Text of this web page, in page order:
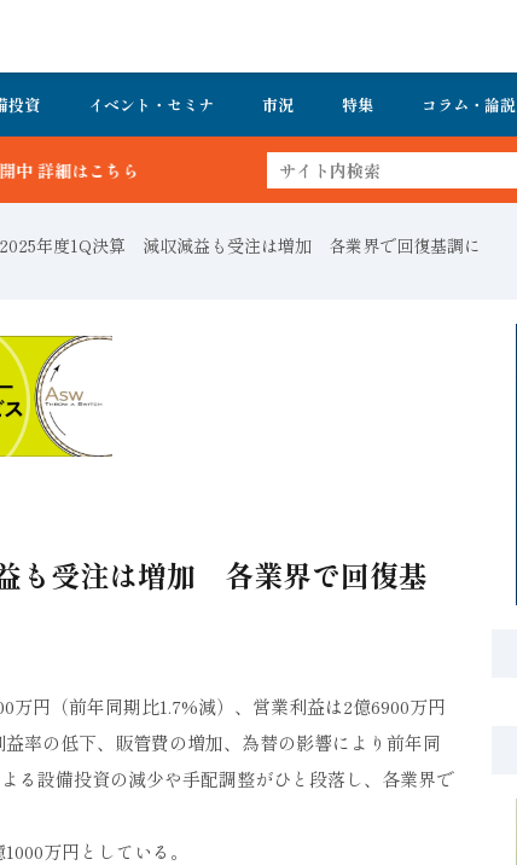
投資 イベント・セミナ 市況 特集 コラム・論説
年度1Q決算 減収減益も受注は増加 各業界で回復基調に
も受注は増加 各業界で回復基
万円（前年同期比1.7%減）、営業利益は2億6900万円
率の低下、販管費の増加、為替の影響により前年同
る設備投資の減少や手配調整がひと段落し、各業界で
万円としている。